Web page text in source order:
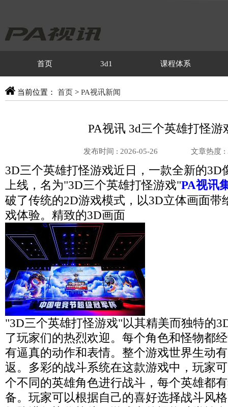
首页 3d1 课程体系
当前位置： 首页 > PA视讯新闻
PA视讯 3d三个英雄打怪游
发布时间 : 2026-05-26 文章热度 :
3D三个英雄打怪游戏近日，一款全新的3D
上线，名为"3D三个英雄打怪游戏"PA视讯
破了传统的2D游戏模式，以3D立体画面带
戏体验。精致的3D画面
"3D三个英雄打怪游戏"以其精美而独特的
了玩家们的热烈欢迎。每个角色和怪物都
有逼真的动作和表情。整个游戏世界生动
返。多彩的战斗系统在这款游戏中，玩家
个不同的英雄角色进行战斗，每个英雄都
备。玩家可以根据自己的喜好选择战斗风